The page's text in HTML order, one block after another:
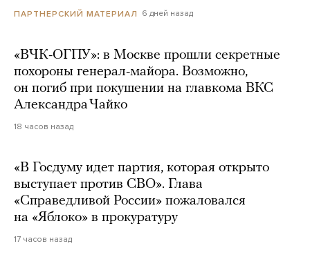
ПАРТНЕРСКИЙ МАТЕРИАЛ 6 дней назад
«ВЧК-ОГПУ»: в Москве прошли секретные
похороны генерал-майора. Возможно,
он погиб при покушении на главкома ВКС
Александра Чайко
18 часов назад
«В Госдуму идет партия, которая открыто
выступает против СВО». Глава
«Справедливой России» пожаловался
на «Яблоко» в прокуратуру
17 часов назад